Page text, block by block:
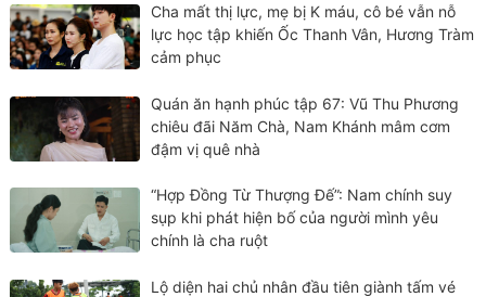
Cha mất thị lực, mẹ bị K máu, cô bé vẫn nỗ
lực học tập khiến Ốc Thanh Vân, Hương Tràm
cảm phục
Quán ăn hạnh phúc tập 67: Vũ Thu Phương
chiêu đãi Năm Chà, Nam Khánh mâm cơm
đậm vị quê nhà
“Hợp Đồng Từ Thượng Đế”: Nam chính suy
sụp khi phát hiện bố của người mình yêu
chính là cha ruột
Lộ diện hai chủ nhân đầu tiên giành tấm vé